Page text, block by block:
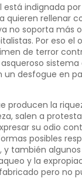
está indignada
quieren rellenar
no soporta más
Por eso el
de terror
desfogue en
producen la
salen a
su odio
posibles
y también
y la
pero no